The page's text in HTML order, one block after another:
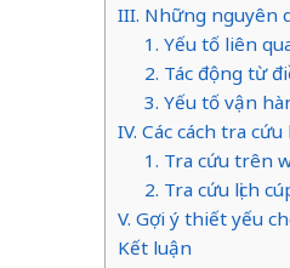
III. Những nguyên
1. Yếu tố liên
2. Tác động từ
3. Yếu tố vận
IV. Các cách tra
1. Tra cứu trên
2. Tra cứu lịch
V. Gợi ý thiết yếu
Kết luận